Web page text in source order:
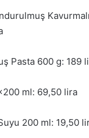
Kavurmalı
Pasta 600 g: 189
ml: 69,50 lira
200 ml: 19,50